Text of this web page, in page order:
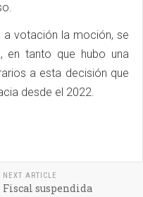
votación la moción, se
en tanto que hubo una
a esta decisión que
desde el 2022.
NEXT ARTICLE
Fiscal suspendida